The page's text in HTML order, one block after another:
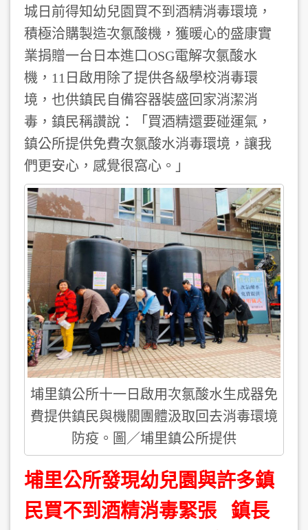
城日前得知幼兒園買不到酒精消毒環境，
積極洽購製造次氯酸機，獲暖心的盛康實
業捐贈一台日本進口OSG電解次氯酸水
機，11日啟用除了提供各級學校消毒環
境，也供鎮民自備容器裝盛回家消潔消
毒，鎮民稱讚說：「買酒精還要碰運氣，
鎮公所提供免費次氯酸水消毒環境，讓我
們更安心，感覺很窩心。」
埔里鎮公所十一日啟用次氯酸水生成器免
費提供鎮民與機關團體汲取回去消毒環境
防疫。圖／埔里鎮公所提供
埔里公所發現幼兒園與許多鎮
民買不到酒精消毒緊張 鎮長